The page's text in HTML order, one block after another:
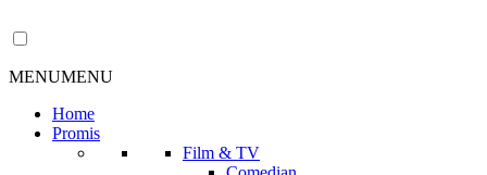
MENUMENU
Home
Promis
Film & TV